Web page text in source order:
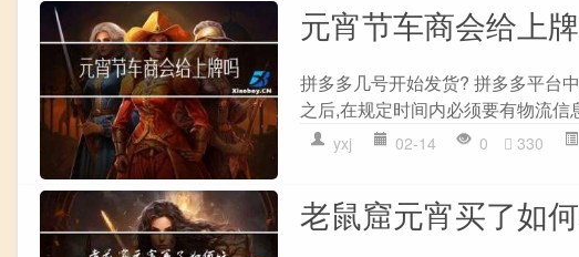
元宵节车商会给上
拼多多几号开始发货? 拼多多平台
之后,在规定时间内必须要有物流
yxj 02-14 0 330
老鼠窟元宵买了如